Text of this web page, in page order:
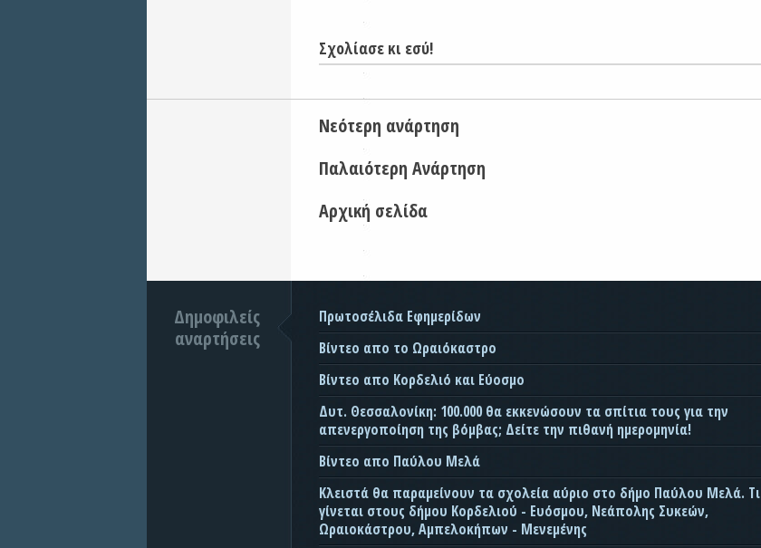
Σχολίασε κι εσύ!
Νεότερη ανάρτηση
Παλαιότερη Ανάρτηση
Αρχική σελίδα
Δημοφιλείς
αναρτήσεις
Πρωτοσέλιδα Εφημερίδων
Βίντεο απο το Ωραιόκαστρο
Βίντεο απο Κορδελιό και Εύοσμο
Δυτ. Θεσσαλονίκη: 100.000 θα εκκενώσουν τα σπίτια τους για την
απενεργοποίηση της βόμβας; Δείτε την πιθανή ημερομηνία!
Βίντεο απο Παύλου Μελά
Κλειστά θα παραμείνουν τα σχολεία αύριο στο δήμο Παύλου Μελά. Τι
γίνεται στους δήμου Κορδελιού - Ευόσμου, Νεάπολης Συκεών,
Ωραιοκάστρου, Αμπελοκήπων - Μενεμένης